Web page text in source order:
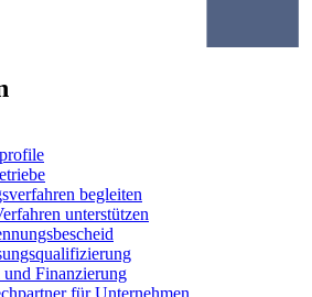
begleiten
unterstützen
und Finanzierung
für Unternehmen